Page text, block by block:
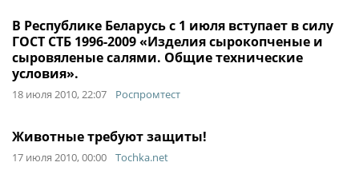
В Республике Беларусь с 1 июля вступает в силу
ГОСТ СТБ 1996-2009 «Изделия сырокопченые и
сыровяленые салями. Общие технические
условия».
18 июля 2010, 22:07 Роспромтест
Животные требуют защиты!
17 июля 2010, 00:00 Tochka.net